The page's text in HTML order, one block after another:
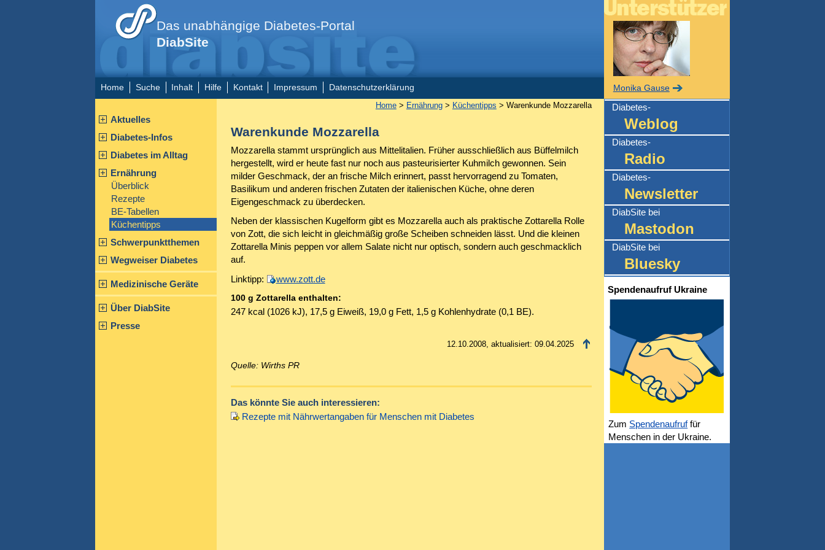
Das unabhängige Diabetes-Portal
DiabSite
Home Suche Inhalt Hilfe Kontakt Impressum Datenschutzerklärung
Aktuelles
Diabetes-Infos
Diabetes im Alltag
Ernährung
Überblick
Rezepte
BE-Tabellen
Küchentipps
Schwerpunktthemen
Wegweiser Diabetes
Medizinische Geräte
Über DiabSite
Presse
Home> Ernährung> Küchentipps > Warenkunde Mozzarella
Warenkunde Mozzarella
Mozzarella stammt ursprünglich aus Mittelitalien. Früher ausschließlich aus Büffelmilch
hergestellt, wird er heute fast nur noch aus pasteurisierter Kuhmilch gewonnen. Sein
milder Geschmack, der an frische Milch erinnert, passt hervorragend zu Tomaten,
Basilikum und anderen frischen Zutaten der italienischen Küche, ohne deren
Eigengeschmack zu überdecken.
Neben der klassischen Kugelform gibt es Mozzarella auch als praktische Zottarella Rolle
von Zott, die sich leicht in gleichmäßig große Scheiben schneiden lässt. Und die kleinen
Zottarella Minis peppen vor allem Salate nicht nur optisch, sondern auch geschmacklich
auf.
Linktipp:
www.zott.de
100 g Zottarella enthalten:
247 kcal (1026 kJ), 17,5 g Eiweiß, 19,0 g Fett, 1,5 g Kohlenhydrate (0,1 BE).
12.10.2008, aktualisiert: 09.04.2025
Quelle: Wirths PR
Das könnte Sie auch interessieren:
Rezepte mit Nährwertangaben für Menschen mit Diabetes
Monika Gause
Diabetes-
Weblog
Diabetes-
Radio
Diabetes-
Newsletter
DiabSite bei
Mastodon
DiabSite bei
Bluesky
Spendenaufruf Ukraine
Zum Spendenaufruffür
Menschen in der Ukraine.